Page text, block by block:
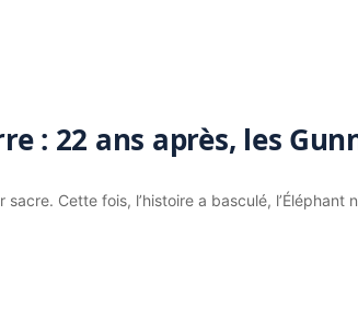
: 22 ans après, les
Cette fois, l’histoire a basculé, l’Éléphant